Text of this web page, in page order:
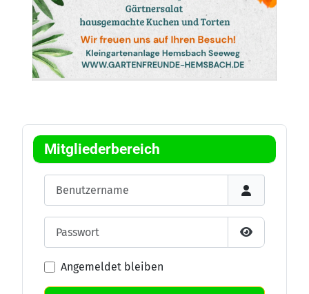
Mitgliederbereich
Passwort
Angemeldet bleiben